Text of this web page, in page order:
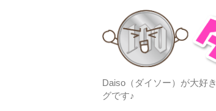
Daiso（ダイソー）が大好
グです♪